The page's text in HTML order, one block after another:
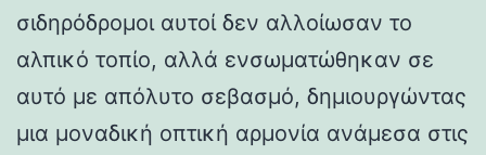
σιδηρόδρομοι αυτοί δεν αλλοίωσαν το
αλπικό τοπίο, αλλά ενσωματώθηκαν σε
αυτό με απόλυτο σεβασμό, δημιουργώντας
μια μοναδική οπτική αρμονία ανάμεσα στις